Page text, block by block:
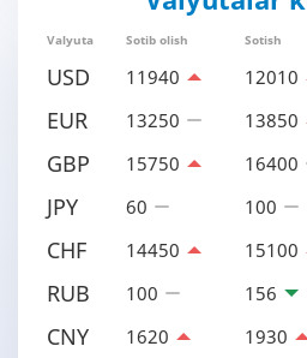
Valyuta Sotib olish Sotish
USD 11940 12010
EUR 13250 13850
GBP 15750 16400
JPY 60 100
CHF 14450 15100
RUB 100 156
CNY 1620 1930